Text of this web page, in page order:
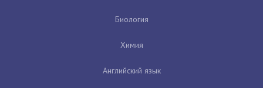
Биология
Химия
Английский язык